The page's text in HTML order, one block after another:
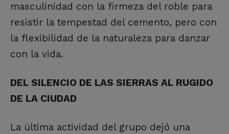
masculinidad con la firmeza del roble para
resistir la tempestad del cemento, pero con
la flexibilidad de la naturaleza para danzar
con la vida.
DEL SILENCIO DE LAS SIERRAS AL RUGIDO
DE LA CIUDAD
La última actividad del grupo dejó una